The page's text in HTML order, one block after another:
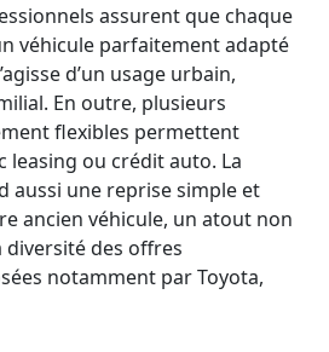
assurent que chaque
véhicule parfaitement adapté
d’un usage urbain,
En outre, plusieurs
flexibles permettent
leasing ou crédit auto. La
aussi une reprise simple et
ancien véhicule, un atout non
diversité des offres
notamment par Toyota,